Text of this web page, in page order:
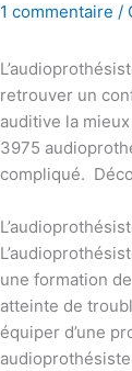
1 commentaire /
retrouver un
auditive la
3975
compliqué.
une formation
atteinte de
équiper d’une